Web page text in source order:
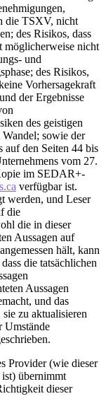
die TSXV, nicht
des Risikos, dass
möglicherweise nicht
und
des Risikos,
Vorhersagekraft
der Ergebnisse
des geistigen
sowie der
auf den Seiten 44 bis
vom 27.
im SEDAR+-
verfügbar ist.
werden, und Leser
die
die in dieser
Aussagen auf
hält, kann
die tatsächlichen
Aussagen
und das
zu aktualisieren
Umstände
Provider (wie dieser
übernimmt
dieser